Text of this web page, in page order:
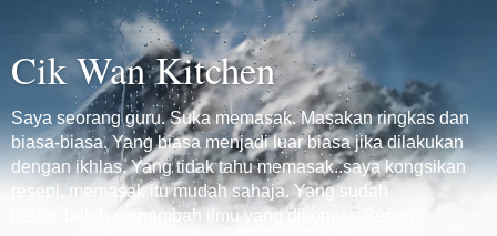
Cik Wan Kitchen
Saya seorang guru. Suka memasak. Masakan ringkas dan
biasa-biasa. Yang biasa menjadi luar biasa jika dilakukan
dengan ikhlas. Yang tidak tahu memasak..saya kongsikan
resepi, memasak itu mudah sahaja. Yang sudah
hebat..boleh menambah ilmu yang dikongsi. Semoga